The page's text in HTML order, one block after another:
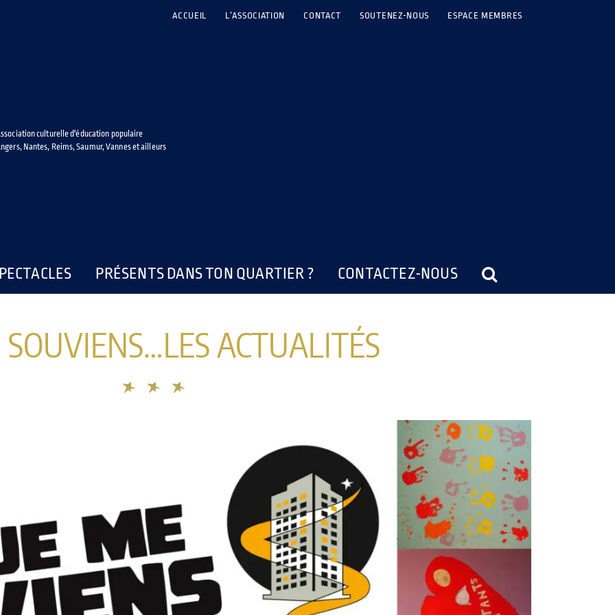
ACCUEIL L’ASSOCIATION CONTACT SOUTENEZ-NOUS ESPACE MEMBRES
culturelle d'éducation populaire
Nantes, Reims, Saumur, Vannes et ailleurs
PRÉSENTS DANS TON QUARTIER ? CONTACTEZ-NOUS
SOUVIENS…LES ACTUALITÉS